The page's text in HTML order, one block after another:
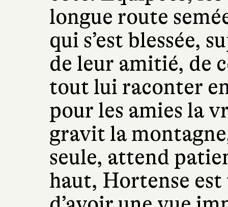
longue route
qui s’est blessée,
de leur amitié, de
tout lui raconter
pour les amies la
gravit la
seule, attend
haut, Hortense